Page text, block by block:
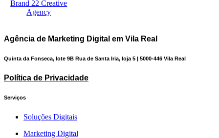
Agência de Marketing Digital em Vila Real
Quinta da Fonseca, lote 9B Rua de Santa Iria, loja 5 | 5000-446 Vila Real
Política de Privacidade
Serviços
Soluções Digitais
Marketing Digital